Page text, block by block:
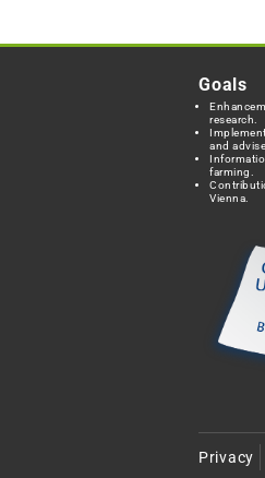
Goals
research.
and
farming.
Vienna.
Privacy